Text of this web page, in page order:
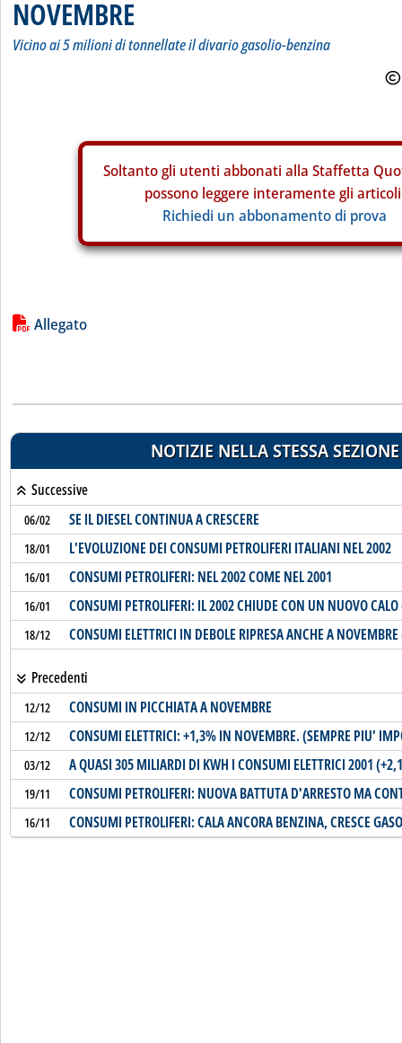
NOVEMBRE
Vicino ai 5 milioni di tonnellate il divario gasolio-benzina
Soltanto gli utenti abbonati alla Staffetta
possono leggere interamente gli
Richiedi un abbonamento di prova
Lista allegati PDF alla notizia
Allegato
NOTIZIE NELLA STESSA SEZIONE
Successive
06/02 SE IL DIESEL CONTINUA A CRESCERE
18/01 L'EVOLUZIONE DEI CONSUMI PETROLIFERI ITALIANI NEL 2002
16/01 CONSUMI PETROLIFERI: NEL 2002 COME NEL 2001
16/01 CONSUMI PETROLIFERI: IL 2002 CHIUDE CON UN NUOVO
18/12 CONSUMI ELETTRICI IN DEBOLE RIPRESA ANCHE A
Precedenti
12/12 CONSUMI IN PICCHIATA A NOVEMBRE
12/12 CONSUMI ELETTRICI: +1,3% IN NOVEMBRE. (SEMPRE PIU'
03/12 A QUASI 305 MILIARDI DI KWH I CONSUMI ELETTRICI 2001
19/11 CONSUMI PETROLIFERI: NUOVA BATTUTA D'ARRESTO MA
16/11 CONSUMI PETROLIFERI: CALA ANCORA BENZINA, CRESCE